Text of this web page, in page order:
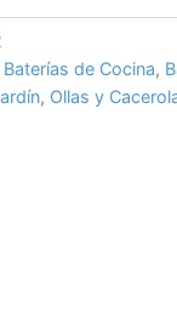
Baterías de Cocina,
, Ollas y